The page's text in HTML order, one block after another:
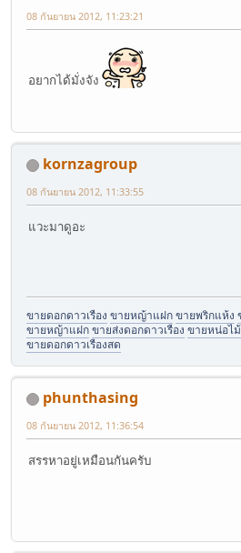
08 กันยายน 2012, 11:23:21
อยากได้มั่งจัง
kornzagroup
08 กันยายน 2012, 11:33:55
แวะมาดูอะ
ขายดอกดาวเรือง ขายหญ้าแฝกขายพริกแห้ง
ขายหญ้าแฝกขายส่งดอกดาวเรือง ขายหน่อไม้
ขายดอกดาวเรืองสด
phunthasing
08 กันยายน 2012, 11:36:54
สรรหาอยู่เหมือนกันครับ